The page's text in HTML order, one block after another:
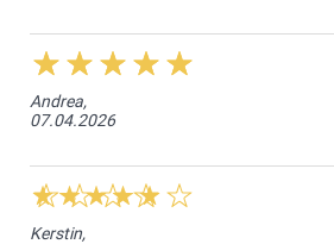
Andrea,
07.04.2026
Kerstin,